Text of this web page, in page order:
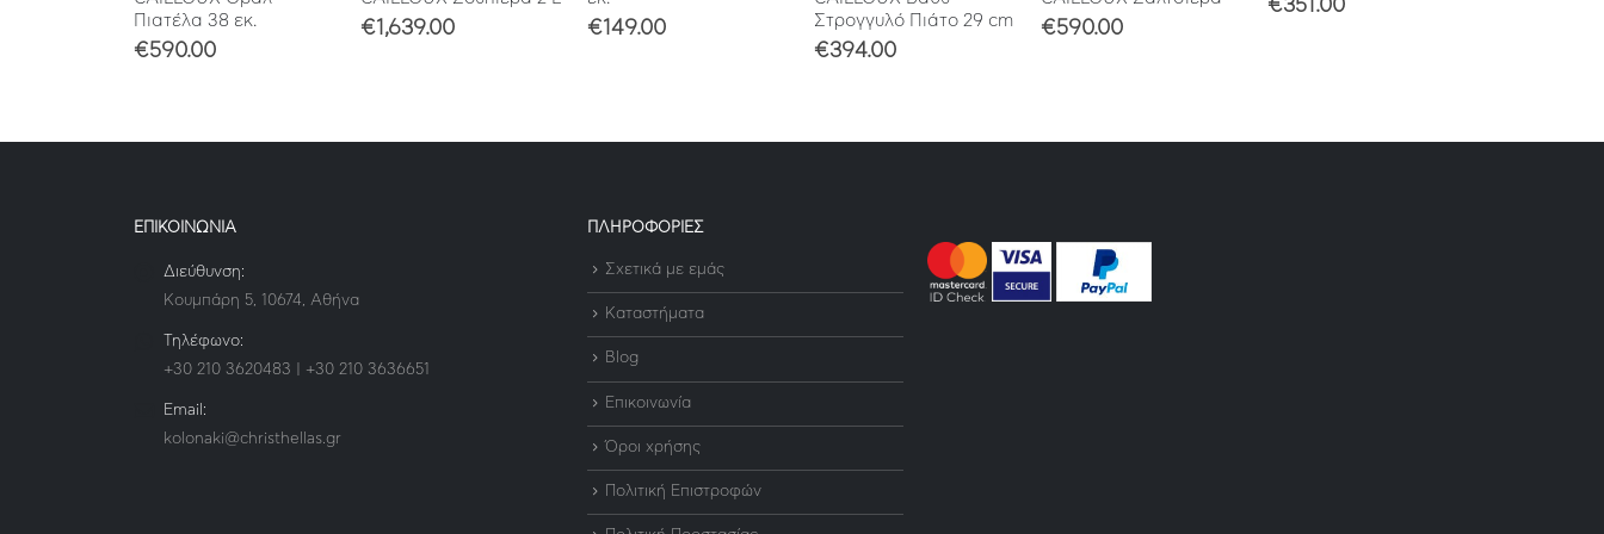
Πιατέλα 38 εκ.
€590.00
€1,639.00 €149.00
Στρογγυλό Πιάτο 29 cm
€394.00
€590.00
€351.00
ΕΠΙΚΟΙΝΩΝΙΑ
Διεύθυνση:
Κουμπάρη 5, 10674, Αθήνα
Τηλέφωνο:
+30 210 3620483 | +30 210 3636651
Email:
kolonaki@christhellas.gr
ΠΛΗΡΟΦΟΡΙΕΣ
Σχετικά με εμάς
Καταστήματα
Blog
Επικοινωνία
Όροι χρήσης
Πολιτική Επιστροφών